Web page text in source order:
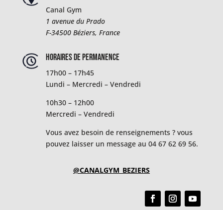
Canal Gym
1 avenue du Prado
F-34500 Béziers, France
Horaires de permanence
17h00 – 17h45
Lundi – Mercredi – Vendredi
10h30 – 12h00
Mercredi – Vendredi
Vous avez besoin de renseignements ? vous
pouvez laisser un message au 04 67 62 69 56.
@CANALGYM_BEZIERS